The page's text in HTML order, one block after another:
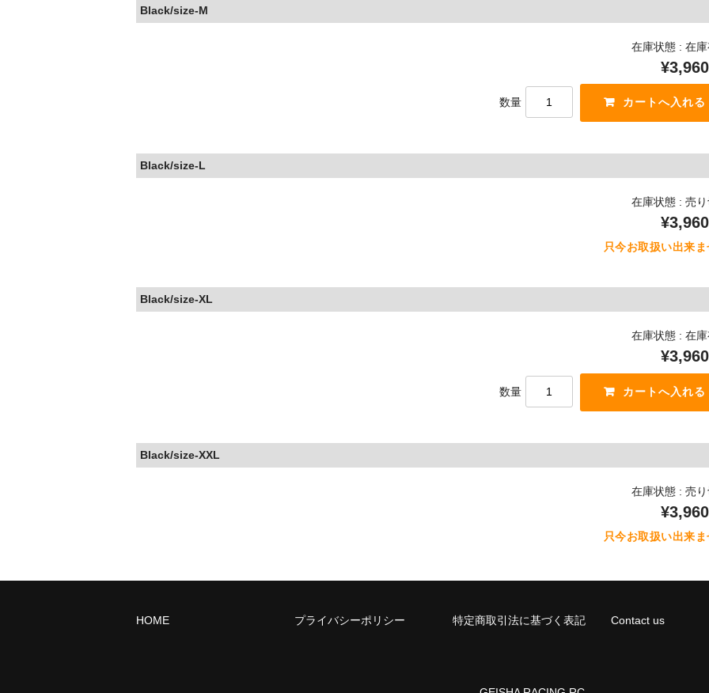
Black/size-M
在庫状態 : 在庫
¥3,960
数量
Black/size-L
在庫状態 : 売
¥3,960
只今お取扱い出来
Black/size-XL
在庫状態 : 在庫
¥3,960
数量
Black/size-XXL
在庫状態 : 売
¥3,960
只今お取扱い出来
HOME プライバシーポリシー 特定商取引法に基づく表記 Contact us